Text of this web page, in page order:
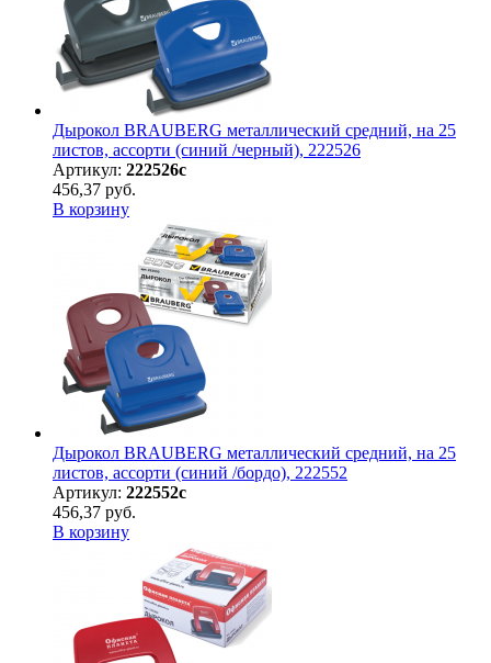
Дырокол BRAUBERG металлический средний, на 25
листов, ассорти (синий /черный), 222526
Артикул: 222526с
456,37 руб.
В корзину
Дырокол BRAUBERG металлический средний, на 25
листов, ассорти (синий /бордо), 222552
Артикул: 222552с
456,37 руб.
В корзину